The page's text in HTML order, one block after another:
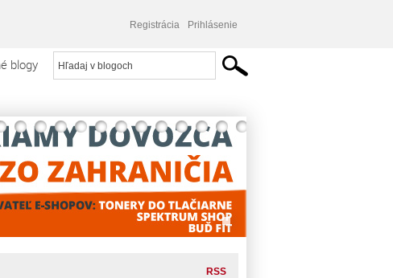
Registrácia Prihlásenie
blogy
RSS